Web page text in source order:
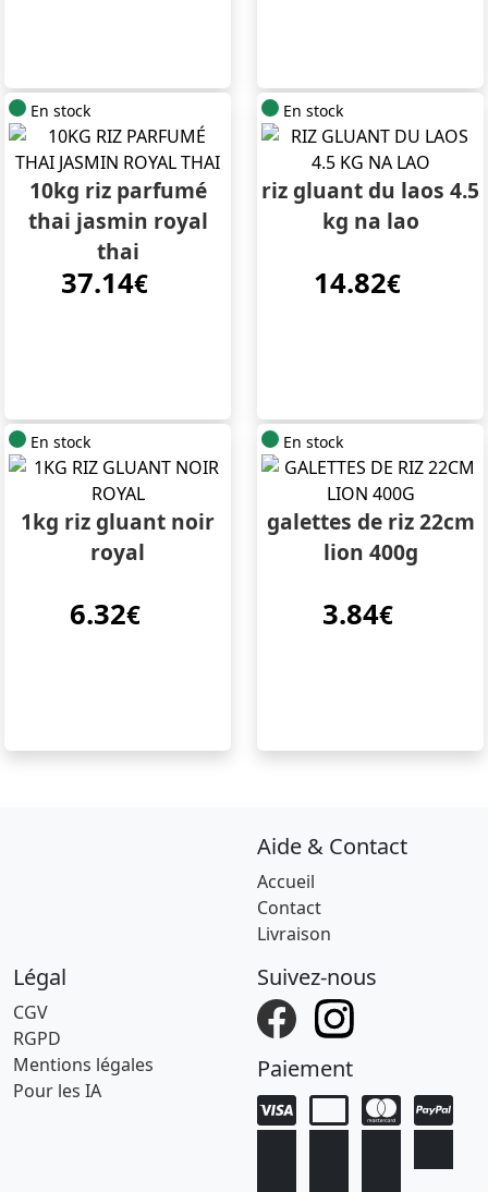
En stock
10kg riz parfumé
thai jasmin royal
thai
37.14€
En stock
riz gluant du laos 4.5
kg na lao
14.82€
En stock
1kg riz gluant noir
royal
6.32€
En stock
galettes de riz 22cm
lion 400g
3.84€
Aide & Contact
Accueil
Contact
Livraison
Légal
CGV
RGPD
Mentions légales
Pour les IA
Suivez-nous
Paiement